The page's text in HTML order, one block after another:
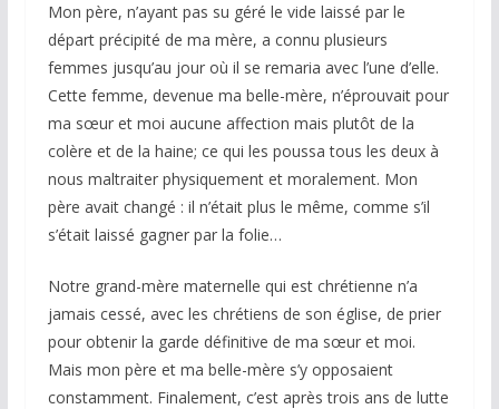
Mon père, n’ayant pas su géré le vide laissé par le
départ précipité de ma mère, a connu plusieurs
femmes jusqu’au jour où il se remaria avec l’une d’elle.
Cette femme, devenue ma belle-mère, n’éprouvait pour
ma sœur et moi aucune affection mais plutôt de la
colère et de la haine; ce qui les poussa tous les deux à
nous maltraiter physiquement et moralement. Mon
père avait changé : il n’était plus le même, comme s’il
s’était laissé gagner par la folie…
Notre grand-mère maternelle qui est chrétienne n’a
jamais cessé, avec les chrétiens de son église, de prier
pour obtenir la garde définitive de ma sœur et moi.
Mais mon père et ma belle-mère s’y opposaient
constamment. Finalement, c’est après trois ans de lutte